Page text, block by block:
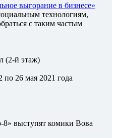
выгорание в бизнесе»
технологиям,
с таким частым
(2-й этаж)
по 26 мая 2021 года
8» выступят комики Вова